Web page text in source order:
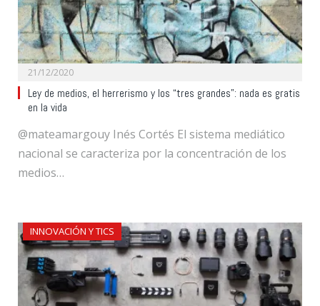
21/12/2020
Ley de medios, el herrerismo y los “tres grandes”: nada es gratis
en la vida
@mateamargouy Inés Cortés El sistema mediático
nacional se caracteriza por la concentración de los
medios…
INNOVACIÓN Y TICS